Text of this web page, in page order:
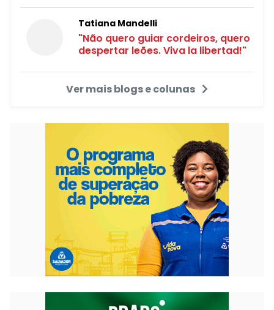
Tatiana Mandelli
"Não quero guiar cordeiros, quero
despertar leões. Viva la libertad!"
Ver mais blogs e colunas